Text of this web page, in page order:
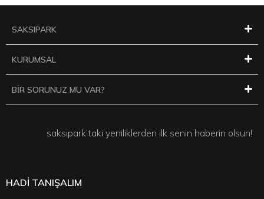
SAKSIPARK
KURUMSAL
BİR SORUNUZ MU VAR?
saksıpark’taki yeniliklerden ilk senin haberin olsun!
HADİ TANIŞALIM